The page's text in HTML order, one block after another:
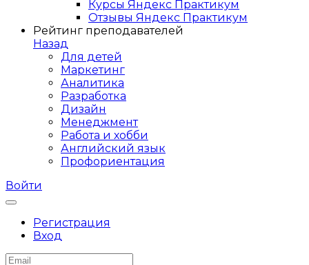
Курсы Яндекс Практикум
Отзывы Яндекс Практикум
Рейтинг преподавателей
Назад
Для детей
Маркетинг
Аналитика
Разработка
Дизайн
Менеджмент
Работа и хобби
Английский язык
Профориентация
Войти
Регистрация
Вход